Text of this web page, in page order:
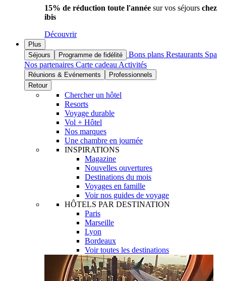
15% de réduction toute l'année sur vos séjours chez
ibis
Découvrir
Plus
Séjours
Programme de fidélité Bons plans Restaurants Spa
Nos partenaires Carte cadeau Activités
Réunions & Evénements
Professionnels
Retour
Chercher un hôtel
Resorts
Voyage durable
Vol + Hôtel
Nos marques
Une chambre en journée
INSPIRATIONS
Magazine
Nouvelles ouvertures
Destinations du mois
Voyages en famille
Voir nos guides de voyage
HÔTELS PAR DESTINATION
Paris
Marseille
Lyon
Bordeaux
Voir toutes les destinations